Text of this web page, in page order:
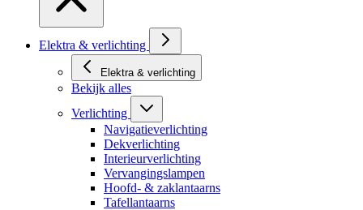
Elektra & verlichting
Elektra & verlichting
Bekijk alles
Verlichting
Navigatieverlichting
Dekverlichting
Interieurverlichting
Vervangingslampen
Hoofd- & zaklantaarns
Tafellantaarns